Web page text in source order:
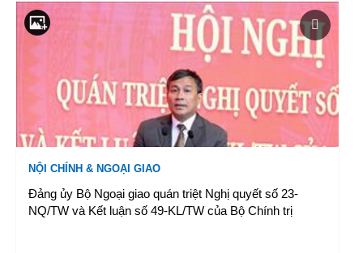
NỘI CHÍNH & NGOẠI GIAO
Đảng ủy Bộ Ngoại giao quán triệt Nghị quyết số 23-
NQ/TW và Kết luận số 49-KL/TW của Bộ Chính trị